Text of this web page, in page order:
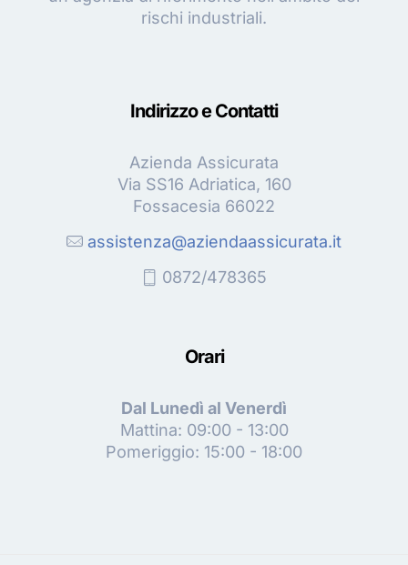
rischi industriali.
Indirizzo e Contatti
Azienda Assicurata
Via SS16 Adriatica, 160
Fossacesia 66022
assistenza@aziendaassicurata.it
0872/478365
Orari
Dal Lunedì al Venerdì
Mattina: 09:00 - 13:00
Pomeriggio: 15:00 - 18:00